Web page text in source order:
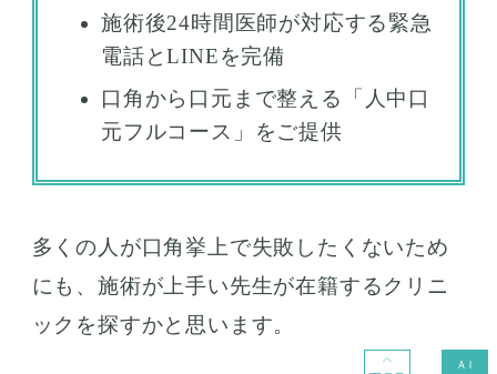
施術後24時間医師が対応する緊急
電話とLINEを完備
口角から口元まで整える「人中口
元フルコース」をご提供
多くの人が口角挙上で失敗したくないため
にも、施術が上手い先生が在籍するクリニ
ックを探すかと思います。